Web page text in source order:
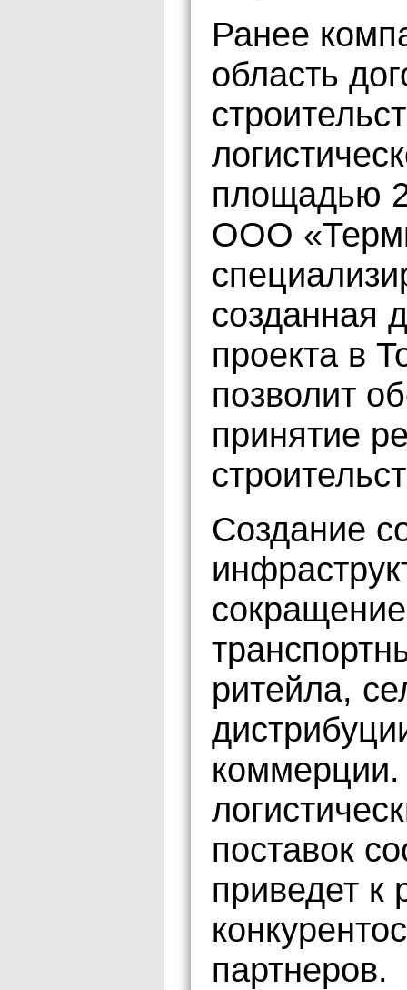
Ранее
область
площадью
ООО
созданная
проекта в
позволит
принятие
Создание
ритейла,
поставок
приведет к
партнеров.